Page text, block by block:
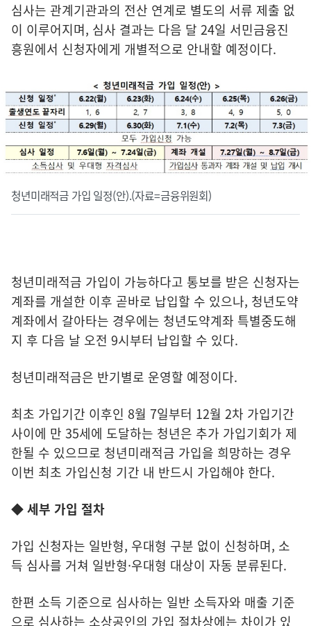
심사는 관계기관과의 전산 연계로 별도의 서류 제출 없
이 이루어지며, 심사 결과는 다음 달 24일 서민금융진
흥원에서 신청자에게 개별적으로 안내할 예정이다.
청년미래적금 가입 일정(안).(자료=금융위원회)
청년미래적금 가입이 가능하다고 통보를 받은 신청자는
계좌를 개설한 이후 곧바로 납입할 수 있으나, 청년도약
계좌에서 갈아타는 경우에는 청년도약계좌 특별중도해
지 후 다음 날 오전 9시부터 납입할 수 있다.
청년미래적금은 반기별로 운영할 예정이다.
최초 가입기간 이후인 8월 7일부터 12월 2차 가입기간
사이에 만 35세에 도달하는 청년은 추가 가입기회가 제
한될 수 있으므로 청년미래적금 가입을 희망하는 경우
이번 최초 가입신청 기간 내 반드시 가입해야 한다.
◆ 세부 가입 절차
가입 신청자는 일반형, 우대형 구분 없이 신청하며, 소
득 심사를 거쳐 일반형·우대형 대상이 자동 분류된다.
한편 소득 기준으로 심사하는 일반 소득자와 매출 기준
으로 심사하는 소상공인의 가입 절차상에는 차이가 있